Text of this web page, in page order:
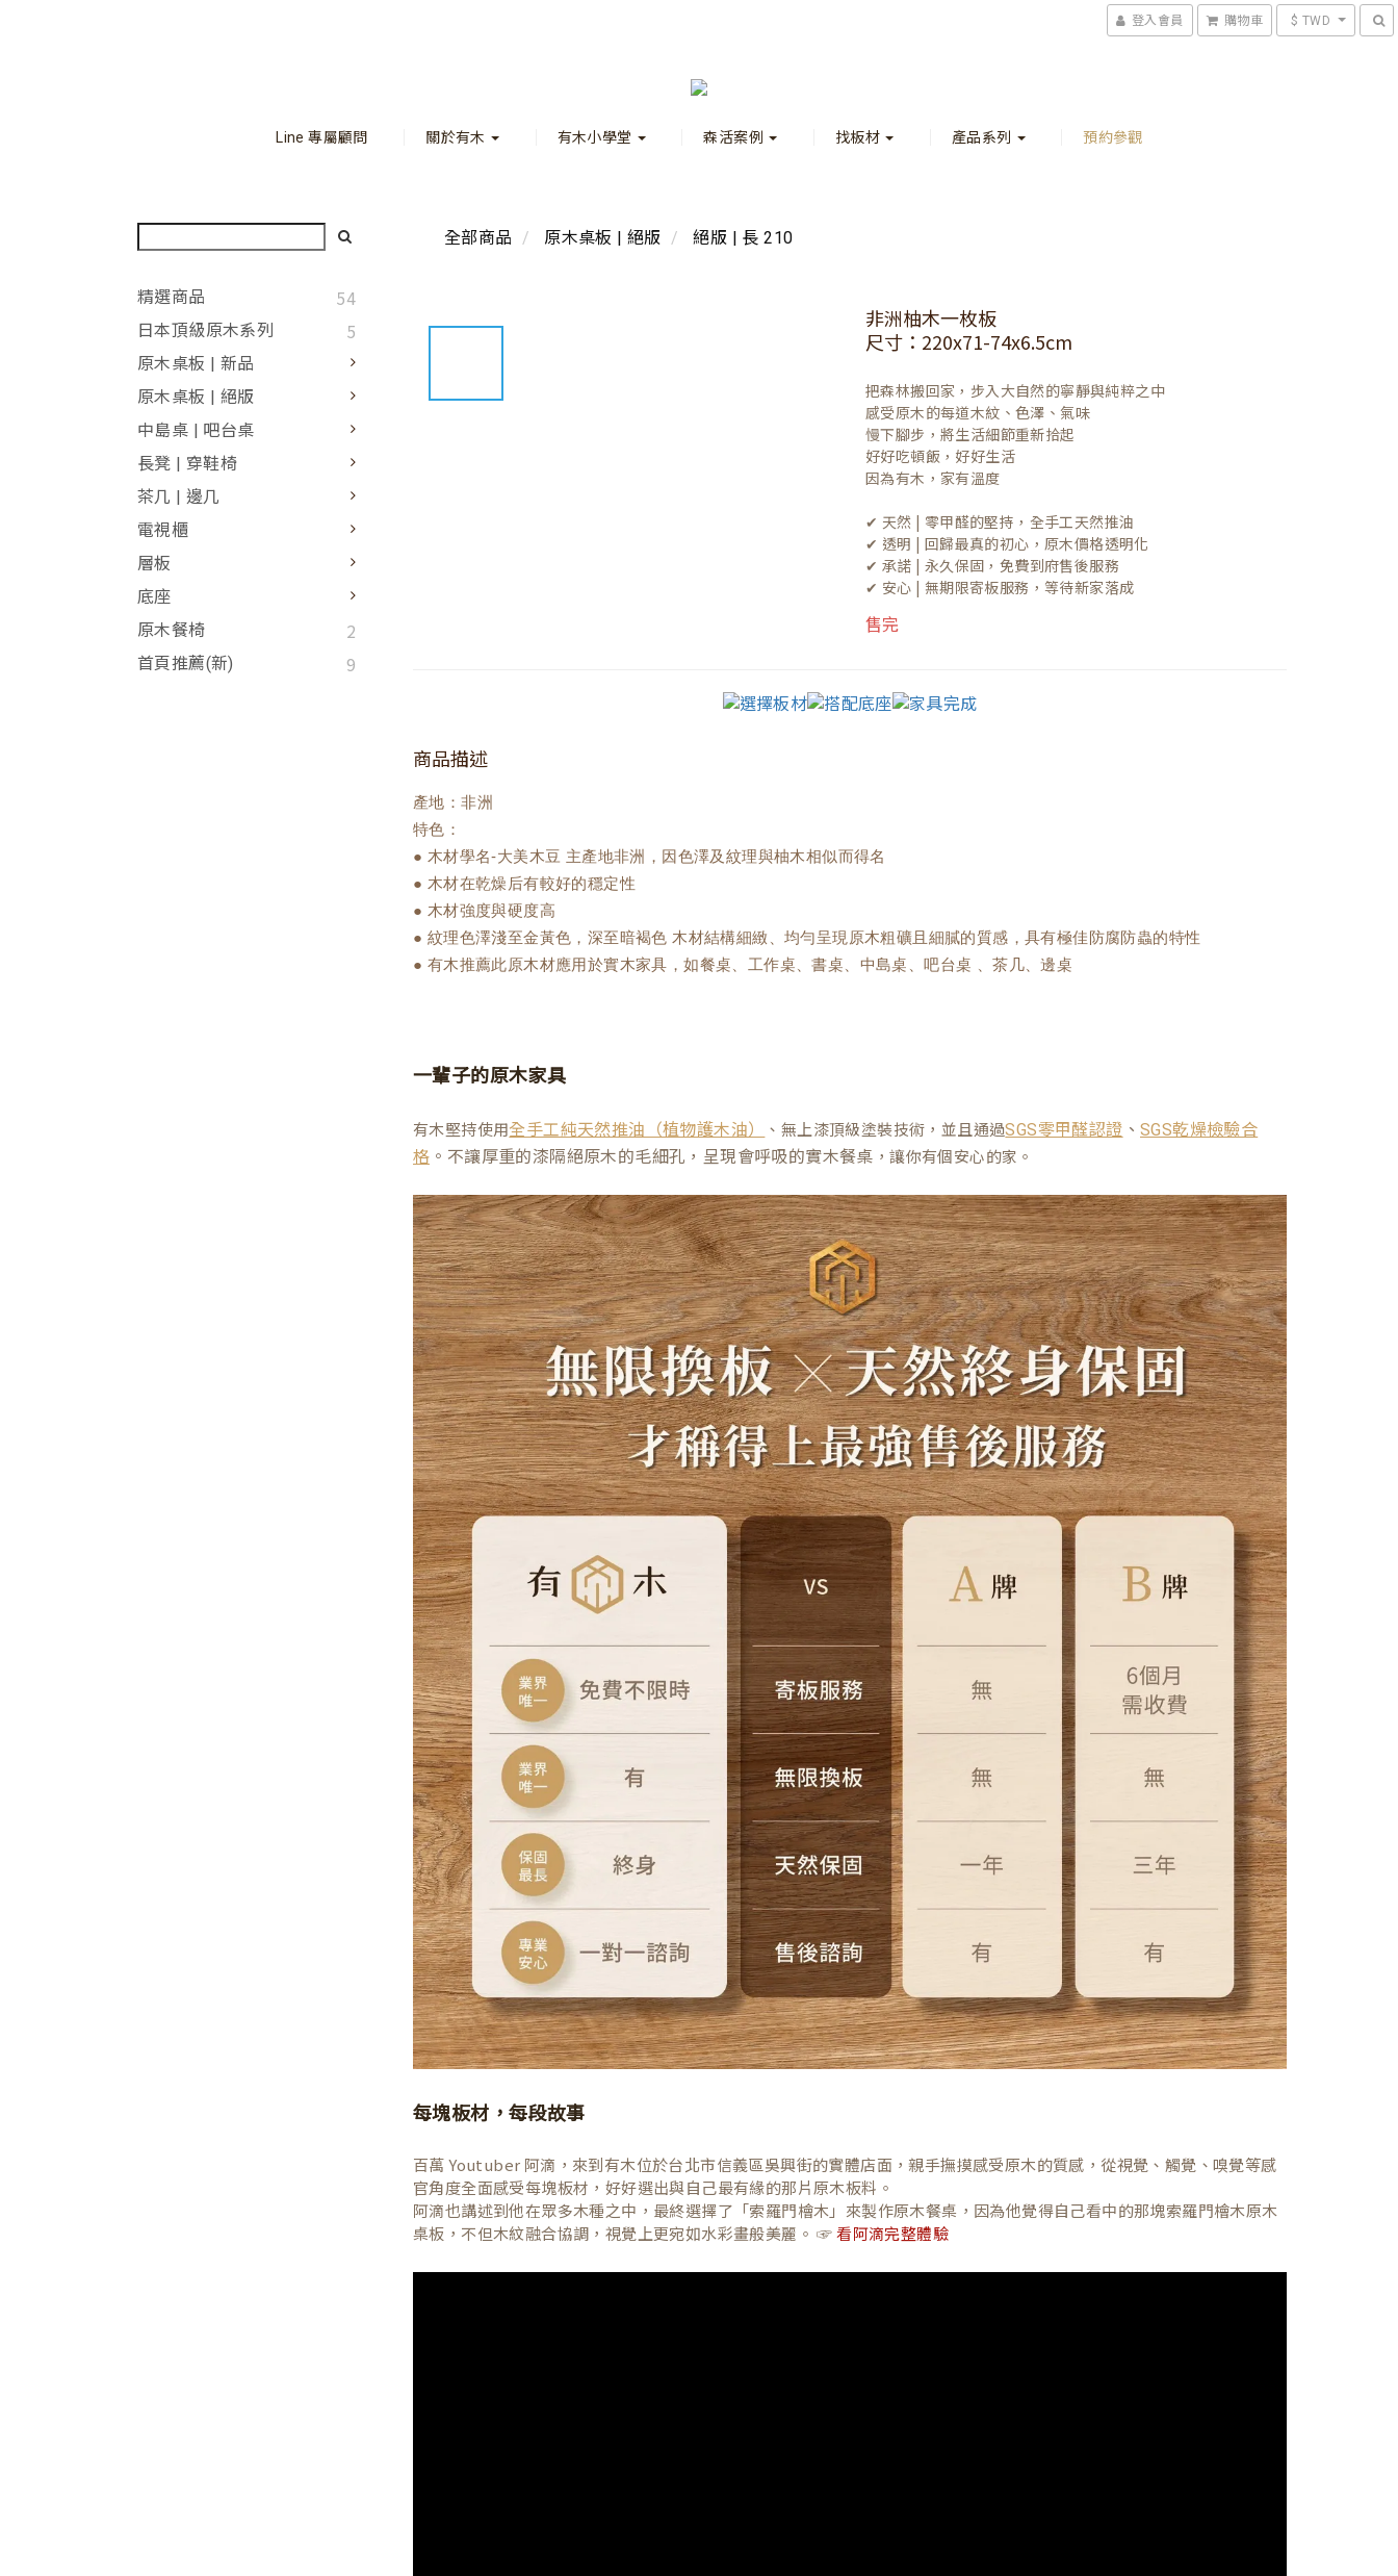
登入會員 購物車 $ TWD
Line 專屬顧問 關於有木 有木小學堂 森活案例 找板材 產品系列 預約參觀
精選商品 54
日本頂級原木系列 5
原木桌板 | 新品
原木桌板 | 絕版
中島桌 | 吧台桌
長凳 | 穿鞋椅
茶几 | 邊几
電視櫃
層板
底座
原木餐椅
2
首頁推薦(新) 9
全部商品 原木桌板 | 絕版 絕版 | 長 210
非洲柚木一枚板
尺寸：220x71-74x6.5cm
把森林搬回家，步入大自然的寧靜與純粹之中
感受原木的每道木紋、色澤、氣味
慢下腳步，將生活細節重新拾起
好好吃頓飯，好好生活
因為有木，家有溫度
✔ 天然 | 零甲醛的堅持，全手工天然推油
✔ 透明 | 回歸最真的初心，原木價格透明化
✔ 承諾 | 永久保固，免費到府售後服務
✔ 安心 | 無期限寄板服務，等待新家落成
售完
商品描述
產地：非洲
特色：
● 木材學名-大美木豆 主產地非洲，因色澤及紋理與柚木相似而得名
● 木材在乾燥后有較好的穩定性
● 木材強度與硬度高
● 紋理色澤淺至金黃色，深至暗褐色 木材結構細緻、均勻呈現原木粗礦且細膩的質感，具有極佳防腐防蟲的特性
● 有木推薦此原木材應用於實木家具，如餐桌、工作桌、書桌、中島桌、吧台桌 、茶几、邊桌
一輩子的原木家具
有木堅持使用全手工純天然推油（植物護木油） 、無上漆頂級塗裝技術，並且通過SGS零甲醛認證 、SGS乾燥檢驗合
格 。不讓厚重的漆隔絕原木的毛細孔，呈現會呼吸的實木餐桌 ，讓你有個安心的家。
每塊板材，每段故事
百萬 Youtuber 阿滴，來到有木位於台北市信義區吳興街的實體店面，親手撫摸感受原木的質感，從視覺、觸覺、嗅覺等感
官角度全面感受每塊板材，好好選出與自己最有緣的那片原木板料。
阿滴也講述到他在眾多木種之中，最終選擇了「索羅門檜木」來製作原木餐桌，因為他覺得自己看中的那塊索羅門檜木原木
桌板，不但木紋融合協調，視覺上更宛如水彩畫般美麗。 ☞看阿滴完整體驗